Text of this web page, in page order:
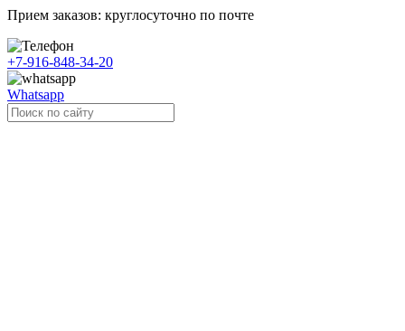
Прием заказов: круглосуточно по почте
+7-916-848-34-20
Whatsapp